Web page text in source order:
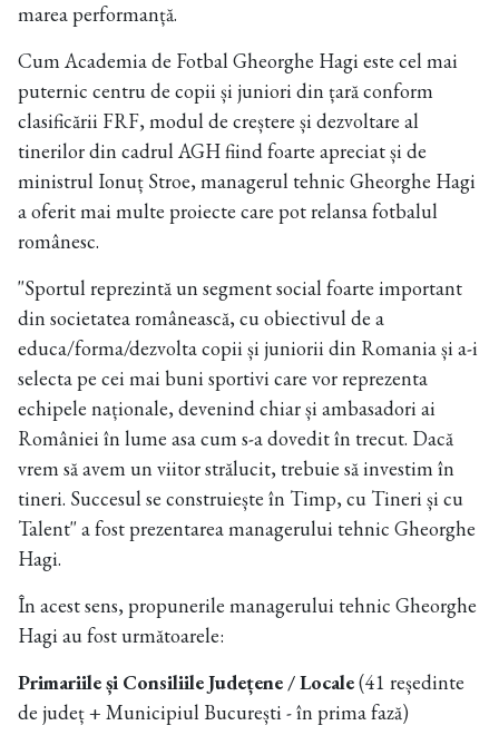
marea performanță.
Cum Academia de Fotbal Gheorghe Hagi este cel mai
puternic centru de copii și juniori din țară conform
clasificării FRF, modul de creștere și dezvoltare al
tinerilor din cadrul AGH fiind foarte apreciat și de
ministrul Ionuț Stroe, managerul tehnic Gheorghe Hagi
a oferit mai multe proiecte care pot relansa fotbalul
românesc.
''Sportul reprezintă un segment social foarte important
din societatea românească, cu obiectivul de a
educa/forma/dezvolta copii și juniorii din Romania și a-i
selecta pe cei mai buni sportivi care vor reprezenta
echipele naționale, devenind chiar și ambasadori ai
României în lume asa cum s-a dovedit în trecut. Dacă
vrem să avem un viitor strălucit, trebuie să investim în
tineri. Succesul se construiește în Timp, cu Tineri și cu
Talent'' a fost prezentarea managerului tehnic Gheorghe
Hagi.
În acest sens, propunerile managerului tehnic Gheorghe
Hagi au fost următoarele:
Primariile și Consiliile Județene / Locale(41 reședinte
de județ + Municipiul București - în prima fază)